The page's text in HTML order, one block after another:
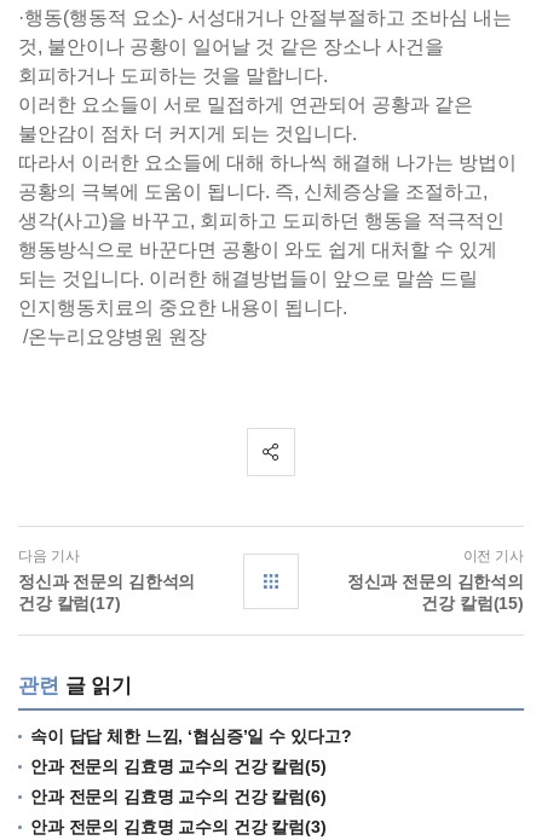
·행동(행동적 요소)- 서성대거나 안절부절하고 조바심 내는
것, 불안이나 공황이 일어날 것 같은 장소나 사건을
회피하거나 도피하는 것을 말합니다.
이러한 요소들이 서로 밀접하게 연관되어 공황과 같은
불안감이 점차 더 커지게 되는 것입니다.
따라서 이러한 요소들에 대해 하나씩 해결해 나가는 방법이
공황의 극복에 도움이 됩니다. 즉, 신체증상을 조절하고,
생각(사고)을 바꾸고, 회피하고 도피하던 행동을 적극적인
행동방식으로 바꾼다면 공황이 와도 쉽게 대처할 수 있게
되는 것입니다. 이러한 해결방법들이 앞으로 말씀 드릴
인지행동치료의 중요한 내용이 됩니다.
/온누리요양병원 원장
다음 기사
정신과 전문의 김한석의
건강 칼럼(17)
이전 기사
정신과 전문의 김한석의
건강 칼럼(15)
관련 글 읽기
속이 답답 체한 느낌, ‘협심증’일 수 있다고?
안과 전문의 김효명 교수의 건강 칼럼(5)
안과 전문의 김효명 교수의 건강 칼럼(6)
안과 전문의 김효명 교수의 건강 칼럼(3)